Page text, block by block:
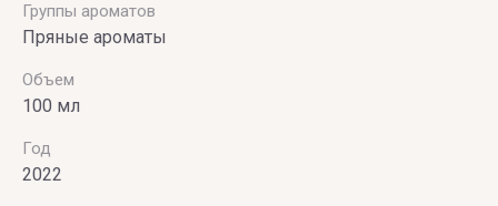
Группы ароматов
Пряные ароматы
Объем
100 мл
Год
2022
Victoria's